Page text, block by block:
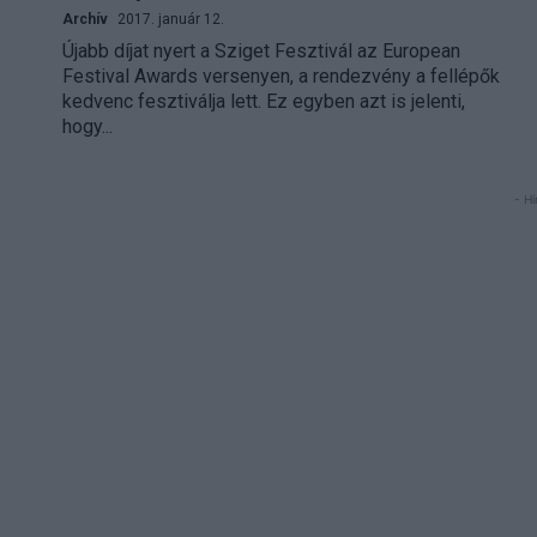
Archív 2017. január 12.
Újabb díjat nyert a Sziget Fesztivál az European
Festival Awards versenyen, a rendezvény a fellépők
kedvenc fesztiválja lett. Ez egyben azt is jelenti,
hogy...
-